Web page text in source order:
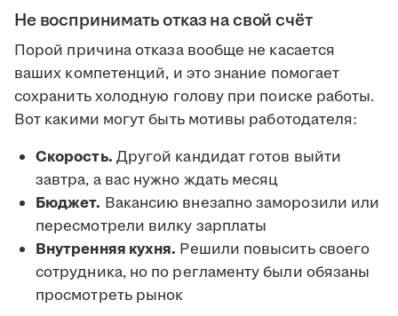
Не воспринимать отказ на свой счёт
Порой причина отказа вообще не касается
ваших компетенций, и это знание помогает
сохранить холодную голову при поиске работы.
Вот какими могут быть мотивы работодателя:
Скорость. Другой кандидат готов выйти
завтра, а вас нужно ждать месяц
Бюджет. Вакансию внезапно заморозили или
пересмотрели вилку зарплаты
Внутренняя кухня. Решили повысить своего
сотрудника, но по регламенту были обязаны
просмотреть рынок